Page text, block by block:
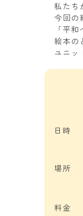
私たち
今回の
「平
絵本の
ユニッ
日時
場所
料金